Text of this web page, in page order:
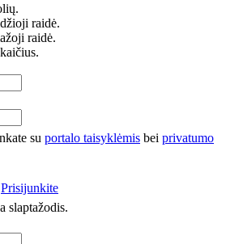
raidė.
raidė.
su portalo taisyklėmis bei privatumo
Prisijunkite
slaptažodis.